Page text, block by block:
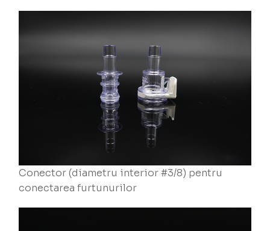
Conector (diametru interior #3/8) pentru
conectarea furtunurilor